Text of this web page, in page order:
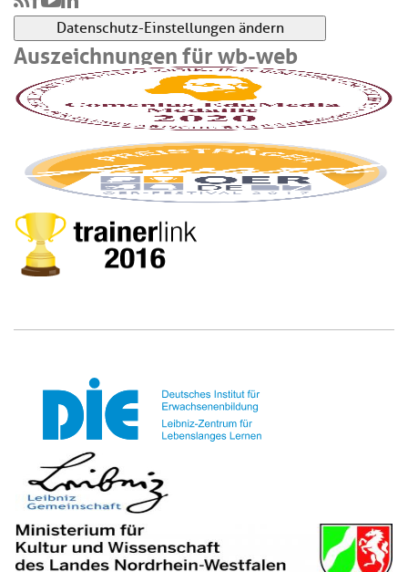
Datenschutz-Einstellungen ändern
Auszeichnungen für wb-web